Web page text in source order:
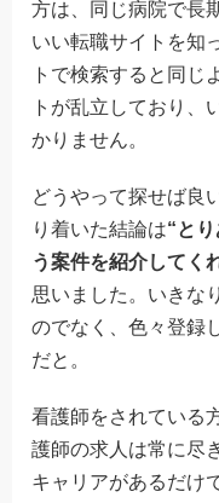
方は、同じ病院で長
いい転職サイトを知
トで検索すると同じ
トが乱立しており、
かりません。
どうやって探せば良
り着いた結論は“と
う案件を紹介してく
思いました。いきな
のでなく、色々登録
だと。
看護師をされている
護師の求人は常に尽
キャリアがあるだけ